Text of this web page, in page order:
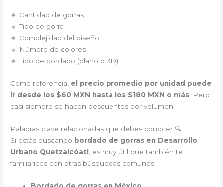
🔹 Cantidad de gorras
🔹 Tipo de gorra
🔹 Complejidad del diseño
🔹 Número de colores
🔹 Tipo de bordado (plano o 3D)
Como referencia, el precio promedio por unidad puede
ir desde los $60 MXN hasta los $180 MXN o más . Pero
casi siempre se hacen descuentos por volumen.
Palabras clave relacionadas que debes conocer 🔍
Si estás buscando bordado de gorras en Desarrollo
Urbano Quetzalcóatl
, es muy útil que también te
familiarices con otras búsquedas comunes:
Bordado de gorras en México